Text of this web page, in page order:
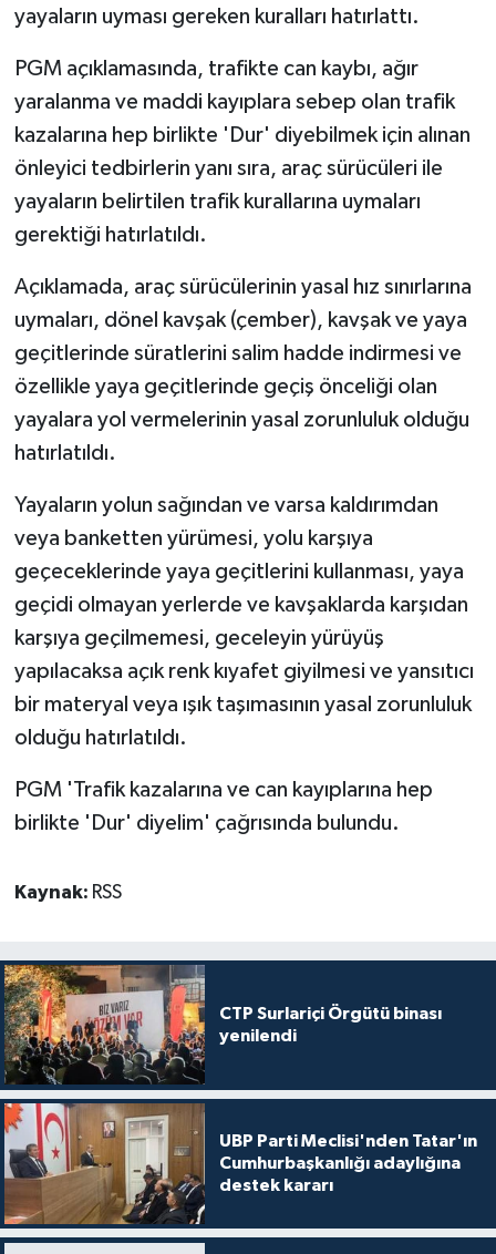
yayaların uyması gereken kuralları hatırlattı.
PGM açıklamasında, trafikte can kaybı, ağır
yaralanma ve maddi kayıplara sebep olan trafik
kazalarına hep birlikte 'Dur' diyebilmek için alınan
önleyici tedbirlerin yanı sıra, araç sürücüleri ile
yayaların belirtilen trafik kurallarına uymaları
gerektiği hatırlatıldı.
Açıklamada, araç sürücülerinin yasal hız sınırlarına
uymaları, dönel kavşak (çember), kavşak ve yaya
geçitlerinde süratlerini salim hadde indirmesi ve
özellikle yaya geçitlerinde geçiş önceliği olan
yayalara yol vermelerinin yasal zorunluluk olduğu
hatırlatıldı.
Yayaların yolun sağından ve varsa kaldırımdan
veya banketten yürümesi, yolu karşıya
geçeceklerinde yaya geçitlerini kullanması, yaya
geçidi olmayan yerlerde ve kavşaklarda karşıdan
karşıya geçilmemesi, geceleyin yürüyüş
yapılacaksa açık renk kıyafet giyilmesi ve yansıtıcı
bir materyal veya ışık taşımasının yasal zorunluluk
olduğu hatırlatıldı.
PGM 'Trafik kazalarına ve can kayıplarına hep
birlikte 'Dur' diyelim' çağrısında bulundu.
Kaynak: RSS
CTP Surlariçi Örgütü binası
yenilendi
UBP Parti Meclisi'nden Tatar'ın
Cumhurbaşkanlığı adaylığına
destek kararı